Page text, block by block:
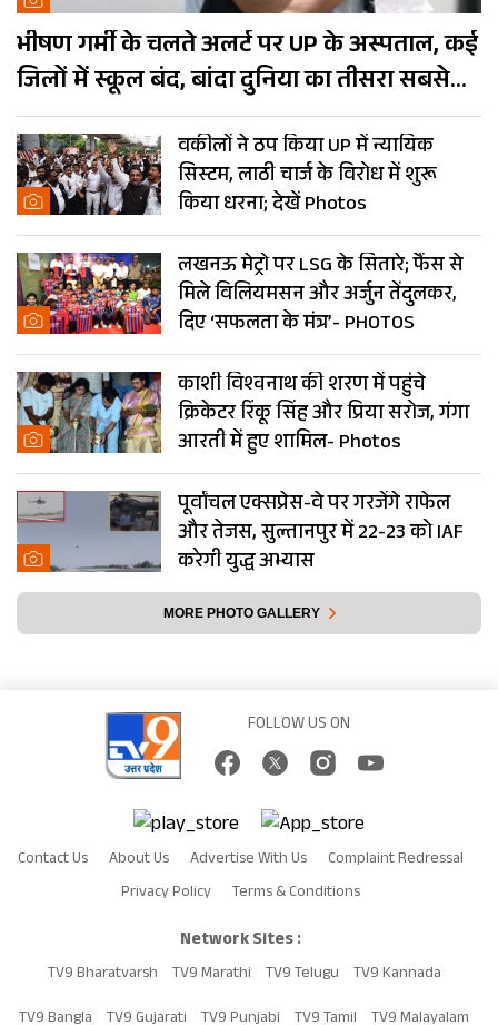
भीषण गर्मी के चलते अलर्ट पर UP के अस्पताल, कई
जिलों में स्कूल बंद, बांदा दुनिया का तीसरा सबसे
गर्म शहर
वकीलों ने ठप किया UP में न्यायिक
सिस्टम, लाठी चार्ज के विरोध में शुरू
किया धरना; देखें Photos
लखनऊ मेट्रो पर LSG के सितारे; फैंस से
मिले विलियमसन और अर्जुन तेंदुलकर,
दिए ‘सफलता के मंत्र’- PHOTOS
काशी विश्वनाथ की शरण में पहुंचे
क्रिकेटर रिंकू सिंह और प्रिया सरोज, गंगा
आरती में हुए शामिल- Photos
पूर्वांचल एक्सप्रेस-वे पर गरजेंगे राफेल
और तेजस, सुल्तानपुर में 22-23 को IAF
करेगी युद्ध अभ्यास
MORE PHOTO GALLERY
FOLLOW US ON
Contact Us About Us Advertise With Us
Complaint Redressal
Privacy Policy
Terms & Conditions
Network Sites :
TV9 Bharatvarsh TV9 Marathi TV9 Telugu TV9 Kannada